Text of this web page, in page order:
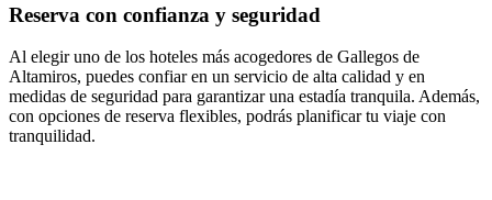
Reserva con confianza y seguridad
Al elegir uno de los hoteles más acogedores de Gallegos de
Altamiros, puedes confiar en un servicio de alta calidad y en
medidas de seguridad para garantizar una estadía tranquila. Además,
con opciones de reserva flexibles, podrás planificar tu viaje con
tranquilidad.